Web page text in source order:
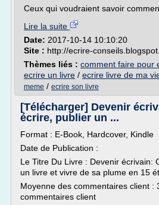
Ceux qui voudraient savoir
Lire la suite
Date: 2017-10-14 10:10:20
Site : http://ecrire-
Thèmes liés : comment faire pour
ecrire un livre / ecrire livre de ma
meme / ecrire son livre
[Télécharger] Devenir
écrire, publier un ...
Format : E-Book, Hardcover, Kindle
Date de Publication :
Le Titre Du Livre : Devenir écrivain:
un livre et vivre de sa plume en 15
Moyenne des commentaires client :
commentaires client